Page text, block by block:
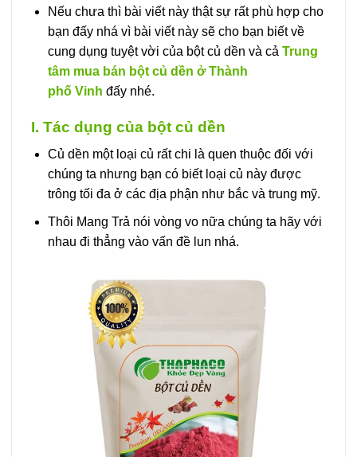
Nếu chưa thì bài viết này thật sự rất phù hợp cho
bạn đấy nhá vì bài viết này sẽ cho bạn biết về
cung dụng tuyệt vời của bột củ dền và cả Trung
tâm mua bán bột củ dền ở Thành
phố Vinh đấy nhé.
I. Tác dụng của bột củ dền
Củ dền một loại củ rất chi là quen thuộc đối với
chúng ta nhưng bạn có biết loại củ này được
trông tối đa ở các địa phận như bắc và trung mỹ.
Thôi Mang Trả nói vòng vo nữa chúng ta hãy với
nhau đi thẳng vào vấn đề lun nhá.